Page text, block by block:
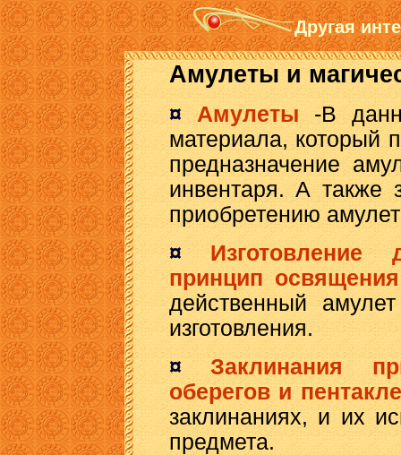
Другая
Амулеты и
¤Амулеты-В
материала, который
предназначение
инвентаря. А также
приобретению
¤
принцип
действенный
изготовления.
¤
Заклинания
оберегов и
заклинаниях, и их
предмета.